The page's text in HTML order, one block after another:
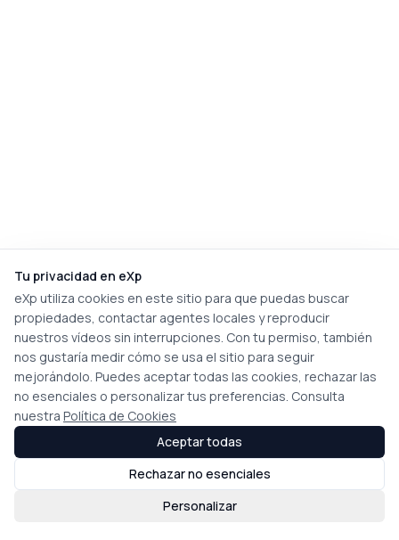
Tu privacidad en eXp
eXp utiliza cookies en este sitio para que puedas buscar
propiedades, contactar agentes locales y reproducir
nuestros vídeos sin interrupciones. Con tu permiso, también
nos gustaría medir cómo se usa el sitio para seguir
mejorándolo. Puedes aceptar todas las cookies, rechazar las
no esenciales o personalizar tus preferencias. Consulta
nuestra Política de Cookies
Personalizar
Rechazar no esenciales
Aceptar todas